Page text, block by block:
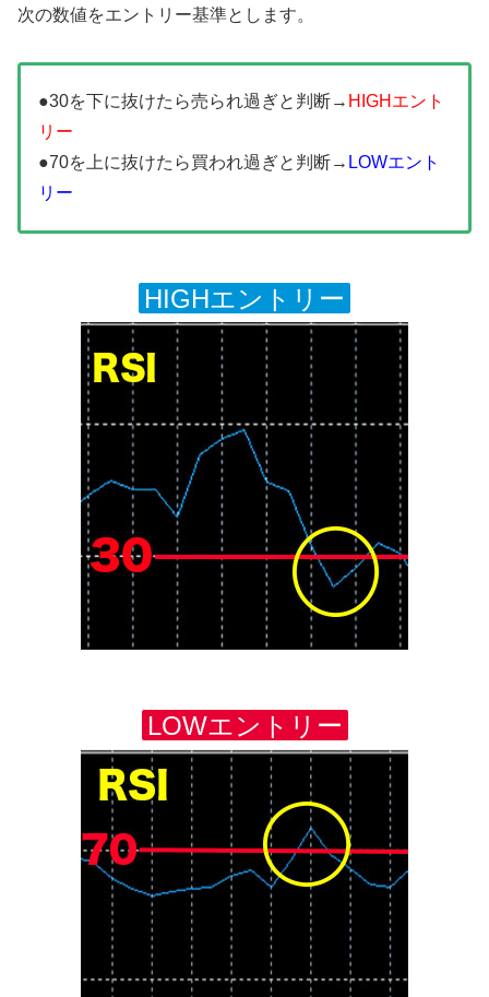
次の数値をエントリー基準とします。
●30を下に抜けたら売られ過ぎと判断→ HIGHエント
リー
●70を上に抜けたら買われ過ぎと判断→ LOWエント
リー
HIGHエントリー
LOWエントリー